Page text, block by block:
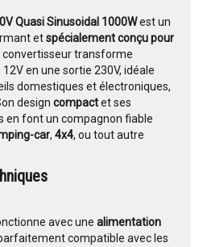
Quasi Sinusoidal 1000West un
etspécialement conçu pour
convertisseur transforme
en une sortie 230V, idéale
domestiques et électroniques,
design compactet ses
en font un compagnon fiable
car, 4x4, ou tout autre
avec une alimentation
compatible avec les